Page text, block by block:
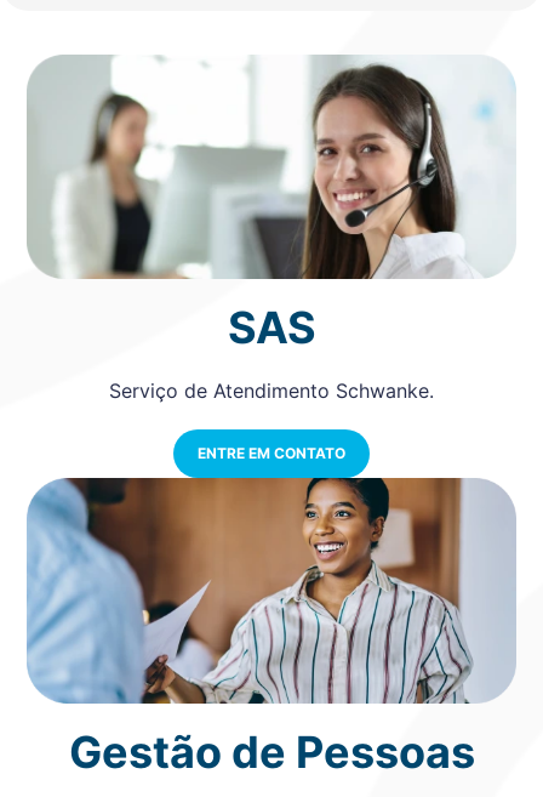
SAS
Serviço de Atendimento Schwanke.
ENTRE EM CONTATO
Gestão de Pessoas